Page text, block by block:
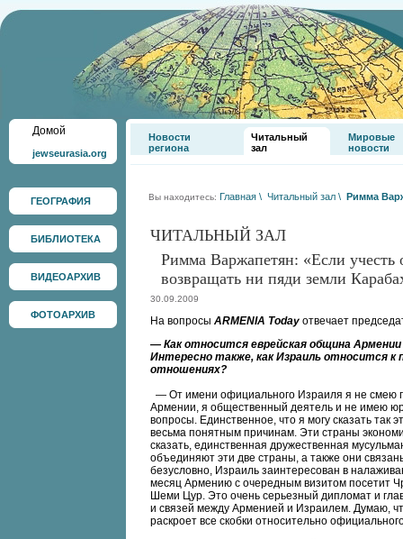
Домой
jewseurasia.org
ГЕОГРАФИЯ
БИБЛИОТЕКА
ВИДЕОАРХИВ
ФОТОАРХИВ
Новости
региона
Читальный
зал
Мировые
новости
Вы находитесь: Главная \ Читальный зал \ Римма
ЧИТАЛЬНЫЙ ЗАЛ
Римма Варжапетян: «Если
возвращать ни пяди земли
30.09.2009
На вопросы ARMENIA Today отвечает
— Как относится еврейская община
Интересно также, как Израиль относится к
отношениях?
— От имени официального Израиля я не смею
Армении, я общественный деятель и не имею
вопросы. Единственное, что я могу сказать так
весьма понятным причинам. Эти страны
сказать, единственная дружественная
объединяют эти две страны, а также они
безусловно, Израиль заинтересован в
месяц Армению с очередным визитом посетит
Шеми Цур. Это очень серьезный дипломат и
и связей между Арменией и Израилем. Думаю,
раскроет все скобки относительно